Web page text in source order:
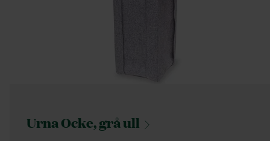
Urna Ocke, gråull